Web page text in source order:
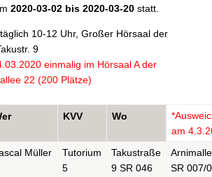
2020-03-02 bis 2020-03-20 statt.
10-12 Uhr, Großer Hörsaal der
9
einmalig im Hörsaal A der
22 (200 Plätze)
KVV Wo
am
Müller
Tutorium
5
Takustraße
9 SR 046
SR 007/